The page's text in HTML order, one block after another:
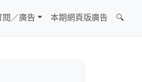
閱／廣告 本期網頁版廣告 🔍